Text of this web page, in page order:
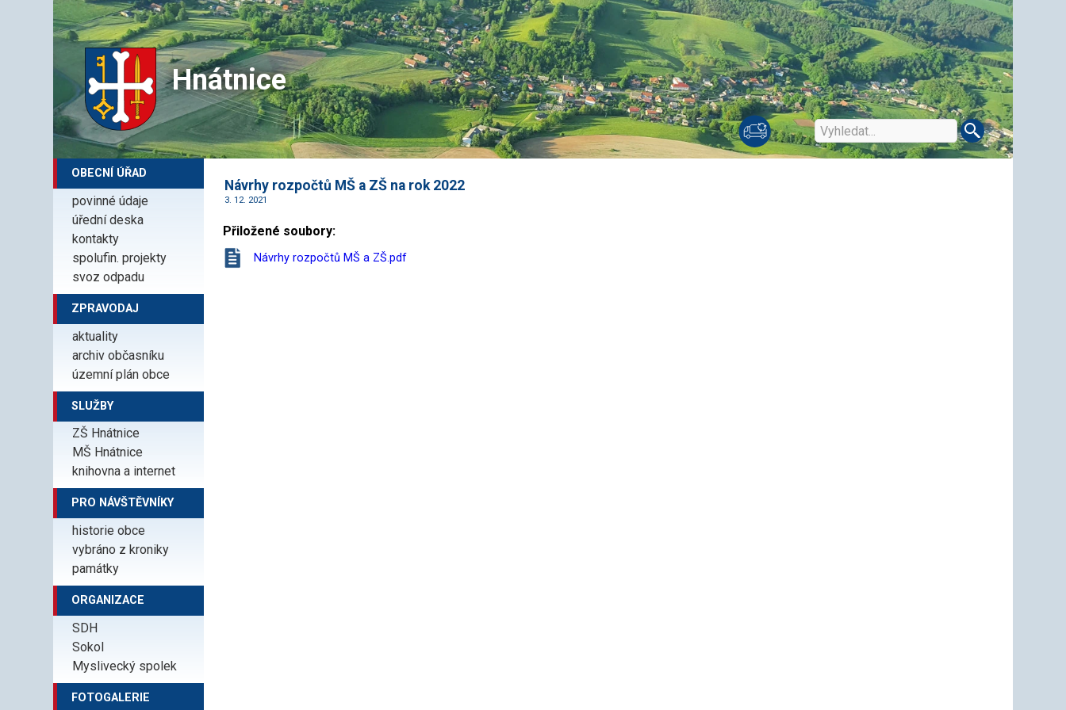
Hnátnice
OBECNÍ ÚŘAD
povinné údaje
úřední deska
kontakty
spolufin. projekty
svoz odpadu
ZPRAVODAJ
aktuality
archiv občasníku
územní plán obce
SLUŽBY
ZŠ Hnátnice
MŠ Hnátnice
knihovna a internet
PRO NÁVŠTĚVNÍKY
historie obce
vybráno z kroniky
památky
ORGANIZACE
SDH
Sokol
Myslivecký spolek
FOTOGALERIE
Návrhy rozpočtů MŠ a ZŠ na rok 2022
3. 12. 2021
Přiložené soubory:
Návrhy rozpočtů MŠ a ZŠ.pdf